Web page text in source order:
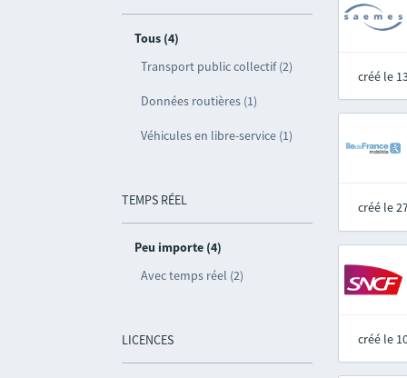
Tous (4)
Transport public collectif (2)
Données routières (1)
Véhicules en libre-service (1)
TEMPS RÉEL
Peu importe (4)
Avec temps réel (2)
LICENCES
créé le
créé le
créé le